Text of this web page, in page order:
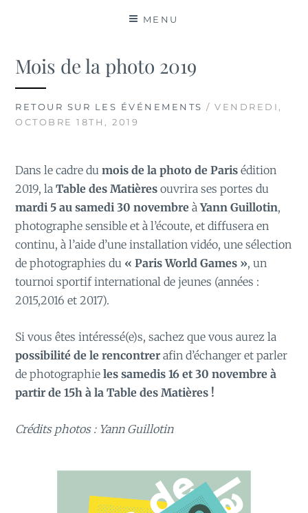
MENU
Mois de la photo 2019
RETOUR SUR LES ÉVÉNEMENTS / VENDREDI,
OCTOBRE 18TH, 2019
Dans le cadre dumois de la photo de Paris édition
2019, laTable des Matières ouvrira ses portes du
mardi 5 au samedi 30 novembre àYann Guillotin,
photographe sensible et à l’écoute, et diffusera en
continu, à l’aide d’une installation vidéo, une sélection
de photographies du « Paris World Games », un
tournoi sportif international de jeunes (années :
2015,2016 et 2017).
Si vous êtes intéressé(e)s, sachez que vous aurez la
possibilité de le rencontrer afin d’échanger et parler
de photographieles samedis 16 et 30 novembre à
partir de 15h à la Table des Matières !
Crédits photos : Yann Guillotin